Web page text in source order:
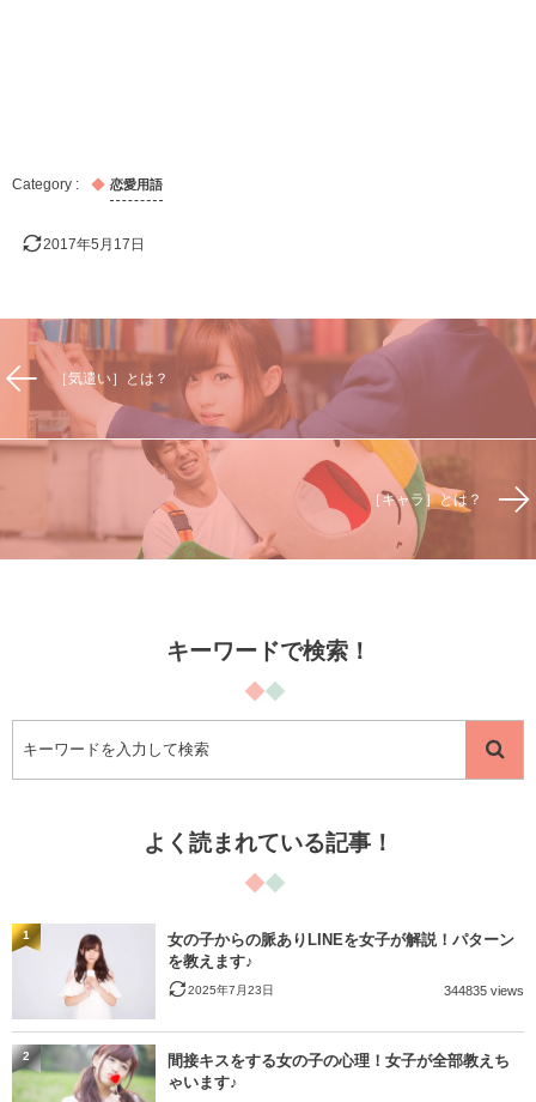
恋愛用語
2017年5月17日
［気遣い］とは？
［キャラ］とは？
キーワードで検索！
よく読まれている記事！
女の子からの脈ありLINEを女子が解説！パターン
を教えます♪
2025年7月23日 344835 views
1
間接キスをする女の子の心理！女子が全部教えち
ゃいます♪
2